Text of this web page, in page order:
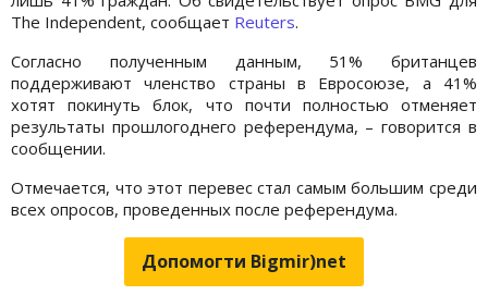
The Independent, сообщает Reuters.
Согласно полученным данным, 51% британцев
поддерживают членство страны в Евросоюзе, а 41%
хотят покинуть блок, что почти полностью отменяет
результаты прошлогоднего референдума, – говорится в
сообщении.
Отмечается, что этот перевес стал самым большим среди
всех опросов, проведенных после референдума.
Допомогти Bigmir)net